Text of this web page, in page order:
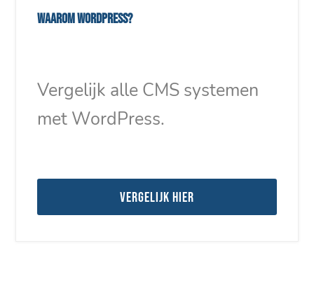
Waarom WordPress?
Vergelijk alle CMS systemen
met WordPress.
Vergelijk hier